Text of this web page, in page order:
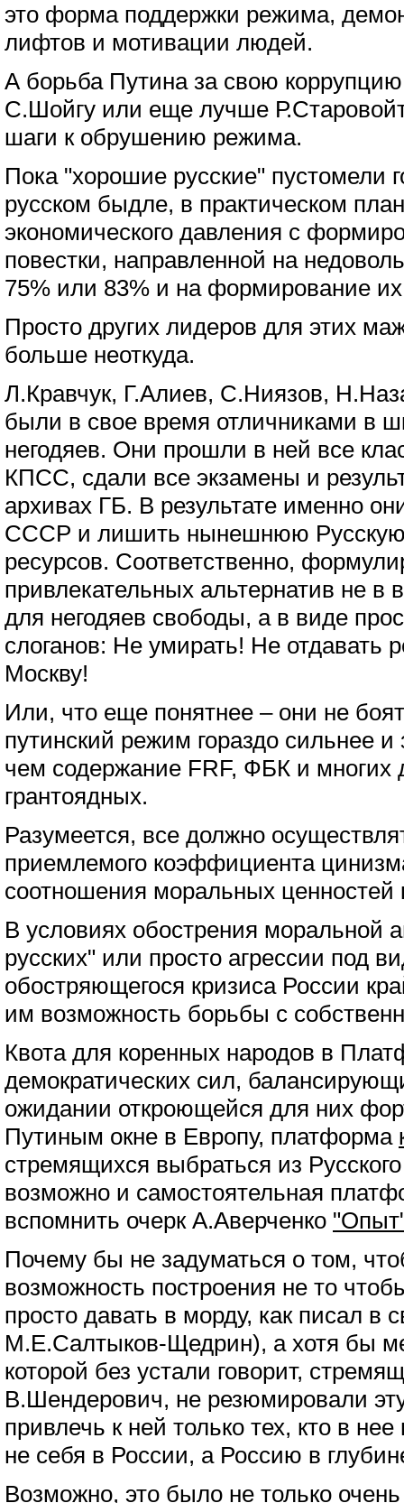
это форма поддержки режима,
лифтов и мотивации людей.
А борьба Путина за свою
С.Шойгу или еще лучше
шаги к обрушению режима.
Пока "хорошие русские" пустомели
русском быдле, в практическом
экономического давления с
повестки, направленной на
75% или 83% и на формирование
Просто других лидеров для этих
больше неоткуда.
Л.Кравчук, Г.Алиев, С.Ниязов,
были в свое время отличниками в
негодяев. Они прошли в ней все
КПСС, сдали все экзамены и
архивах ГБ. В результате именно
СССР и лишить нынешнюю Русскую
ресурсов. Соответственно,
привлекательных альтернатив не в
для негодяев свободы, а в виде
слоганов: Не умирать! Не отдавать
Москву!
Или, что еще понятнее – они не
путинский режим гораздо сильнее
чем содержание FRF, ФБК и многих
грантоядных.
Разумеется, все должно
приемлемого коэффициента
соотношения моральных ценностей
В условиях обострения моральной
русских" или просто агрессии под
обостряющегося кризиса России
им возможность борьбы с
Квота для коренных народов в
демократических сил,
ожидании откроющейся для них
Путиным окне в Европу, платформа
стремящихся выбраться из
возможно и самостоятельная
вспомнить очерк А.Аверченко
Почему бы не задуматься о том,
возможность построения не то
просто давать в морду, как писал в
М.Е.Салтыков-Щедрин), а хотя бы
которой без устали говорит,
В.Шендерович, не резюмировали
привлечь к ней только тех, кто в
не себя в России, а Россию в
Возможно, это было не только